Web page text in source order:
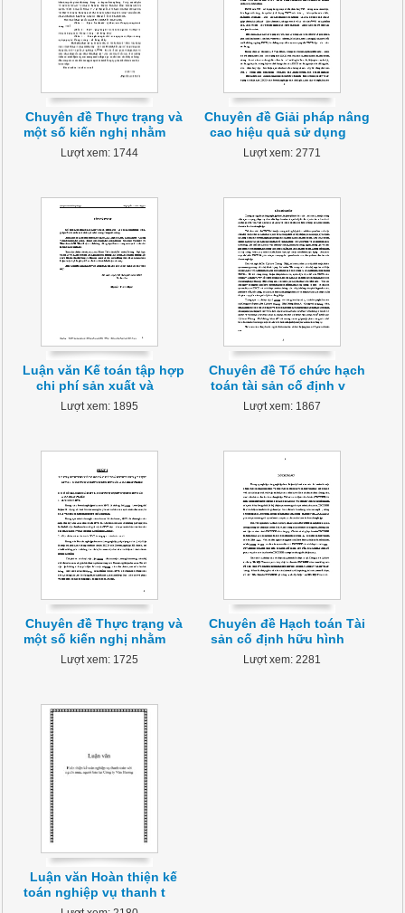
Chuyên đề Thực trạng và
một số kiến nghị nhằm
Lượt xem: 1744
Chuyên đề Giải pháp nâng
cao hiệu quả sử dụng
Lượt xem: 2771
Luận văn Kế toán tập hợp
chi phí sản xuất và
Lượt xem: 1895
Chuyên đề Tổ chức hạch
toán tài sản cố định v
Lượt xem: 1867
Chuyên đề Thực trạng và
một số kiến nghị nhằm
Lượt xem: 1725
Chuyên đề Hạch toán Tài
sản cố định hữu hình
Lượt xem: 2281
Luận văn Hoàn thiện kế
toán nghiệp vụ thanh t